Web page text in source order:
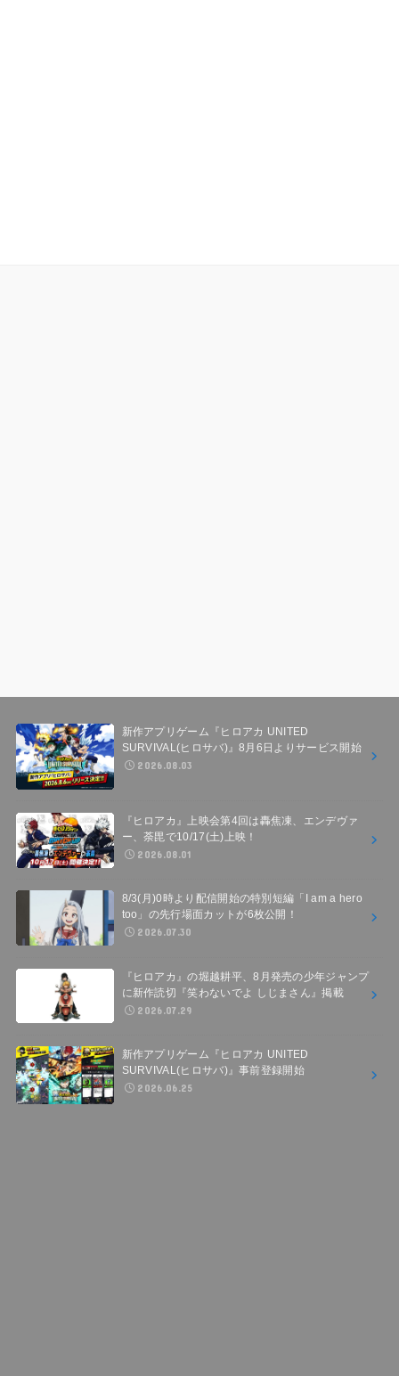
新作アプリゲーム『ヒロアカ UNITED
SURVIVAL(ヒロサバ)』8月6日よりサービス開始
2026.08.03
『ヒロアカ』上映会第4回は轟焦凍、エンデヴァ
ー、荼毘で10/17(土)上映！
2026.08.01
8/3(月)0時より配信開始の特別短編「I am a hero
too」の先行場面カットが6枚公開！
2026.07.30
『ヒロアカ』の堀越耕平、8月発売の少年ジャンプ
に新作読切『笑わないでよ しじまさん』掲載
2026.07.29
新作アプリゲーム『ヒロアカ UNITED
SURVIVAL(ヒロサバ)』事前登録開始
2026.06.25